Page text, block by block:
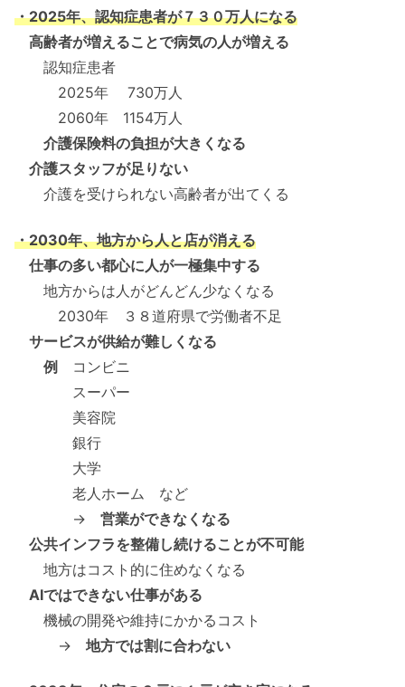
・2025年、認知症患者が７３０万人になる
高齢者が増えることで病気の人が増える
認知症患者
2025年 730万人
2060年 1154万人
介護保険料の負担が大きくなる
介護スタッフが足りない
介護を受けられない高齢者が出てくる
・2030年、地方から人と店が消える
仕事の多い都心に人が一極集中する
地方からは人がどんどん少なくなる
2030年 ３８道府県で労働者不足
サービスが供給が難しくなる
例 コンビニ
スーパー
美容院
銀行
大学
老人ホーム など
→ 営業ができなくなる
公共インフラを整備し続けることが不可能
地方はコスト的に住めなくなる
AIではできない仕事がある
機械の開発や維持にかかるコスト
→ 地方では割に合わない